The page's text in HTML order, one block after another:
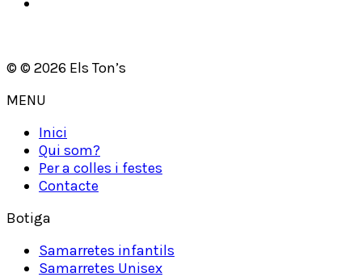
© © 2026 Els Ton’s
MENU
Inici
Qui som?
Per a colles i festes
Contacte
Botiga
Samarretes infantils
Samarretes Unisex